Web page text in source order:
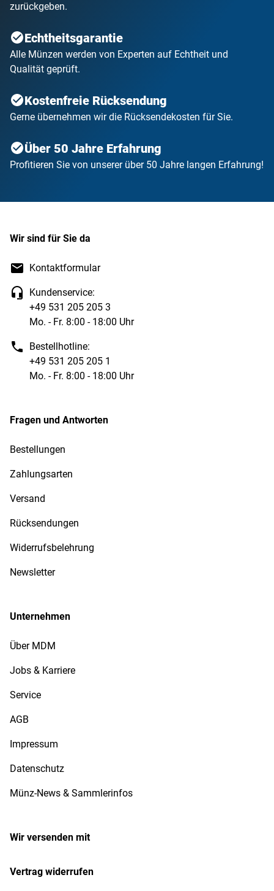
zurückgeben.
Echtheitsgarantie
Alle Münzen werden von Experten auf Echtheit und
Qualität geprüft.
Kostenfreie Rücksendung
Gerne übernehmen wir die Rücksendekosten für Sie.
Über 50 Jahre Erfahrung
Profitieren Sie von unserer über 50 Jahre langen Erfahrung!
Wir sind für Sie da
Kontaktformular
Kundenservice:
+49 531 205 205 3
Mo. - Fr. 8:00 - 18:00 Uhr
Bestellhotline:
+49 531 205 205 1
Mo. - Fr. 8:00 - 18:00 Uhr
Fragen und Antworten
Bestellungen
Zahlungsarten
Versand
Rücksendungen
Widerrufsbelehrung
Newsletter
Unternehmen
Über MDM
Jobs & Karriere
Service
AGB
Impressum
Datenschutz
Münz-News & Sammlerinfos
Wir versenden mit
Vertrag widerrufen